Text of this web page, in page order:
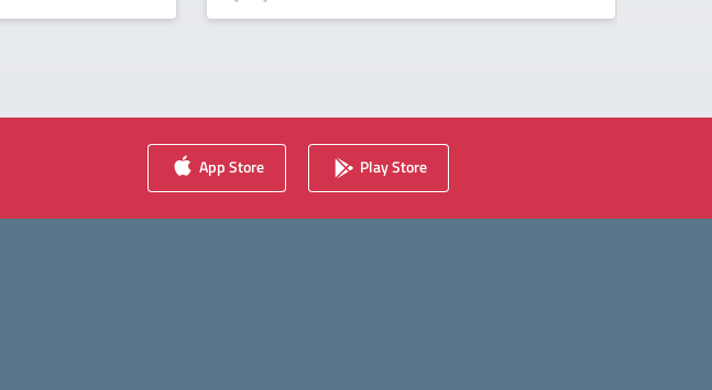
App Store Play Store